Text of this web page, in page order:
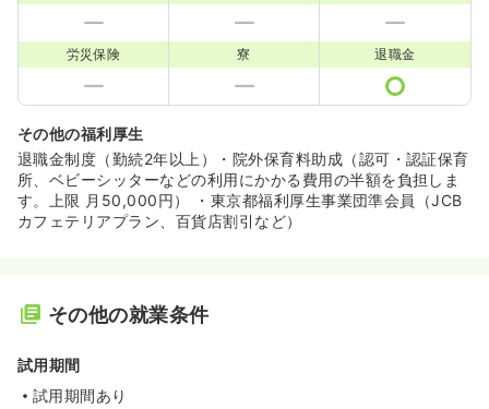
労災保険 寮 退職金
その他の福利厚生
退職金制度（勤続2年以上）・院外保育料助成（認可・認証保育
所、ベビーシッターなどの利用にかかる費用の半額を負担しま
す。上限 月50,000円） ・東京都福利厚生事業団準会員（JCB
カフェテリアプラン、百貨店割引など）
その他の就業条件
試用期間
試用期間あり